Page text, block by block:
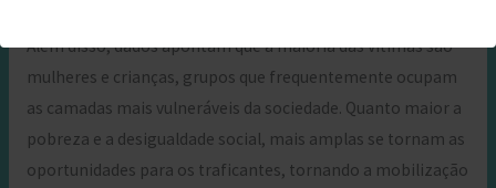
Além disso, dados apontam que a maioria das vítimas são
mulheres e crianças, grupos que frequentemente ocupam
as camadas mais vulneráveis da sociedade. Quanto maior a
pobreza e a desigualdade social, mais amplas se tornam as
oportunidades para os traficantes, tornando a mobilização